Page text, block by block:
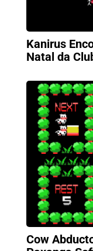
Kanirus
Natal da
Cow